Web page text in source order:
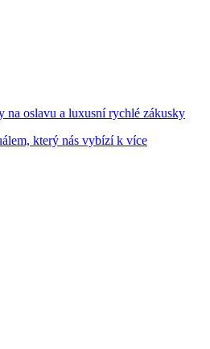
na oslavu a luxusní rychlé zákusky
který nás vybízí k více